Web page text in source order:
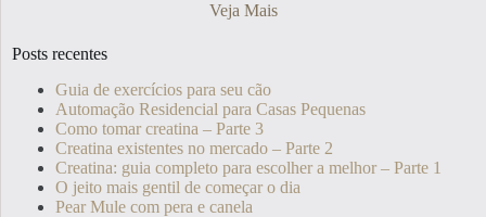
Veja Mais
Posts recentes
Guia de exercícios para seu cão
Automação Residencial para Casas Pequenas
Como tomar creatina – Parte 3
Creatina existentes no mercado – Parte 2
Creatina: guia completo para escolher a melhor – Parte 1
O jeito mais gentil de começar o dia
Pear Mule com pera e canela